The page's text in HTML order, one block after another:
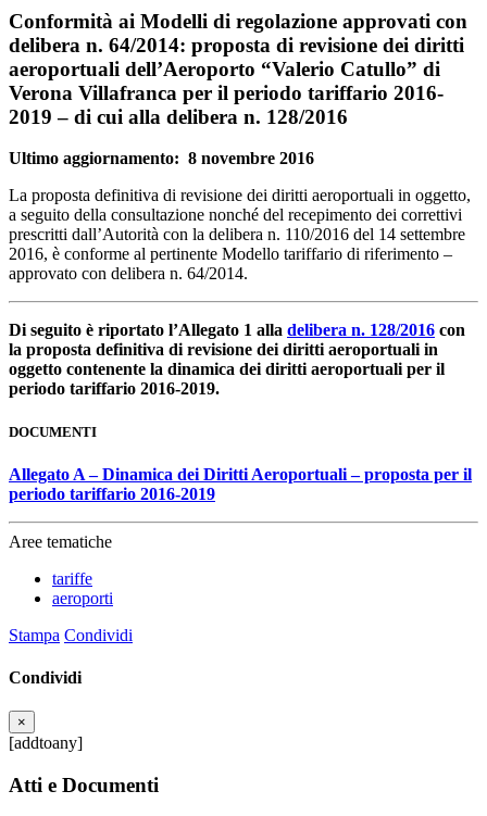
Conformità ai Modelli di regolazione approvati con
delibera n. 64/2014: proposta di revisione dei diritti
aeroportuali dell’Aeroporto “Valerio Catullo” di
Verona Villafranca per il periodo tariffario 2016-
2019 – di cui alla delibera n. 128/2016
Ultimo aggiornamento: 8 novembre 2016
La proposta definitiva di revisione dei diritti aeroportuali in oggetto,
a seguito della consultazione nonché del recepimento dei correttivi
prescritti dall’Autorità con la delibera n. 110/2016 del 14 settembre
2016, è conforme al pertinente Modello tariffario di riferimento –
approvato con delibera n. 64/2014.
Di seguito è riportato l’Allegato 1 alla delibera n. 128/2016 con
la proposta definitiva di revisione dei diritti aeroportuali in
oggetto contenente la dinamica dei diritti aeroportuali per il
periodo tariffario 2016-2019.
DOCUMENTI
Allegato A – Dinamica dei Diritti Aeroportuali – proposta per il
periodo tariffario 2016-2019
Aree tematiche
tariffe
aeroporti
Stampa Condividi
Condividi
×
[addtoany]
Atti e Documenti